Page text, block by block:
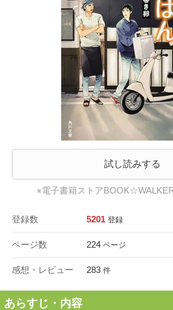
試し読みする
※電子書籍ストア
登録数 5201 登録
ページ数 224 ページ
感想・レビュー 283 件
あらすじ・内容